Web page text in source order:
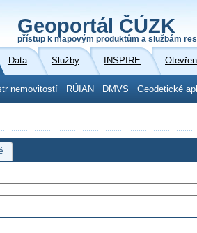
Geoportál ČÚZK
přístup k mapovým produktům a službám
Data Služby INSPIRE
nemovitostí RÚIAN DMVS Geodetické